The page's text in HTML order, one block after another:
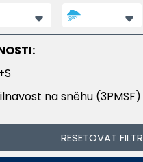
na sněhu (3PMSF)
RESETOVAT FILTR